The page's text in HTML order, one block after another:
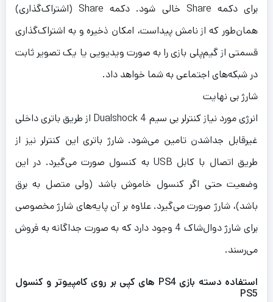
برای دکمه Share خالی شود. دکمه Share (اشتراک‌گذاری)
همان‌طور که از نامش پیداست، امکان ذخیره و به اشتراک‌گذاری
قسمتی از گیم‌پلی بازی را به صورت ویدیویی یا یک تصویر ثابت
در شبکه‌های اجتماعی به شما خواهد داد.
شارژ بی نهایت
انرژی مورد نیاز کنترلر بی سیم Dualshock 4 از طریق باتری داخلی
غیرقابل جداشدن تامین می‌شود. شارژ باتری این کنترلر نیز از
طریق اتصال با کابل USB به کنسول صورت می‌گیرد. در این
وضعیت حتی اگر کنسول خاموش باشد (ولی متصل به برق
باشد)، شارژ صورت می‌گیرد. علاوه بر آن پایه‌های شارژ مخصوصی
برای شارژ دوال‌شاک‌ 4 وجود دارد که به صورت جداگانه به فروش
می‌رسند.
استفاده دسته بازی PS4 های کپی بر روی کامپیوتر و کنسول
PS5